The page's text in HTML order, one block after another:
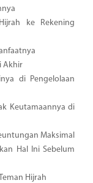
ke Rekening
Akhir
di Pengelolaan
Keutamaannya di
Maksimal
Hal Ini Sebelum
Hijrah